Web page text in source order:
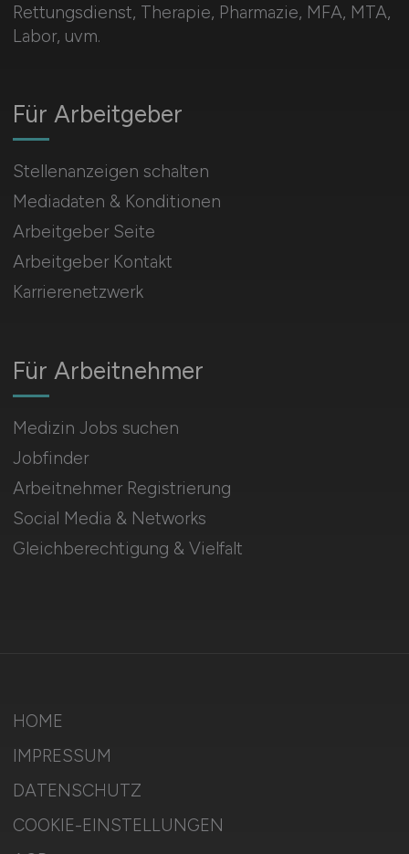
Rettungsdienst, Therapie, Pharmazie, MFA, MTA,
Labor, uvm.
Für Arbeitnehmer
Medizin Jobs suchen
Jobfinder
Arbeitnehmer Registrierung
Social Media & Networks
Gleichberechtigung & Vielfalt
Für Arbeitgeber
Stellenanzeigen schalten
Mediadaten & Konditionen
Arbeitgeber Seite
Arbeitgeber Kontakt
Karrierenetzwerk
HOME
IMPRESSUM
DATENSCHUTZ
COOKIE-EINSTELLUNGEN